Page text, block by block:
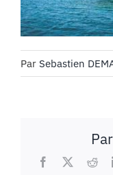
Par Sebastien
Facebook
X